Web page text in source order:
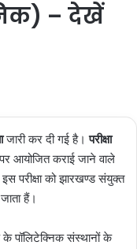
– देखें
जारी कर दी गई है। परीक्षा
आयोजित कराई जाने वाले
परीक्षा को झारखण्ड संयुक्त
जाता हैं।
के पॉलिटेक्निक संस्थानों के